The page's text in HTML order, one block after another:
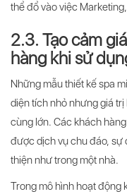
thể đổ vào việc
2.3. Tạo cảm
hàng khi sử
Những mẫu thiết kế spa
diện tích nhỏ nhưng giá
cùng lớn. Các khách
được dịch vụ chu đáo, sự
thiện như trong một nhà.
Trong mô hình hoạt động